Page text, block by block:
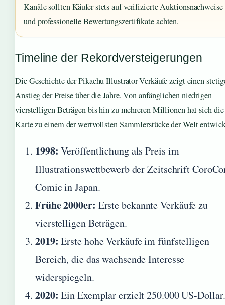
Kanäle sollten Käufer stets auf verifizierte Auktionsnachweise
und professionelle Bewertungszertifikate achten.
Timeline der Rekordversteigerungen
Die Geschichte der Pikachu Illustrator-Verkäufe zeigt einen
Anstieg der Preise über die Jahre. Von anfänglichen niedrigen
vierstelligen Beträgen bis hin zu mehreren Millionen hat sich die
Karte zu einem der wertvollsten Sammlerstücke der Welt
1998: Veröffentlichung als Preis im
Illustrationswettbewerb der Zeitschrift
Comic in Japan.
Frühe 2000er: Erste bekannte Verkäufe zu
vierstelligen Beträgen.
2019: Erste hohe Verkäufe im fünfstelligen
Bereich, die das wachsende Interesse
widerspiegeln.
2020: Ein Exemplar erzielt 250.000 US-Dollar.